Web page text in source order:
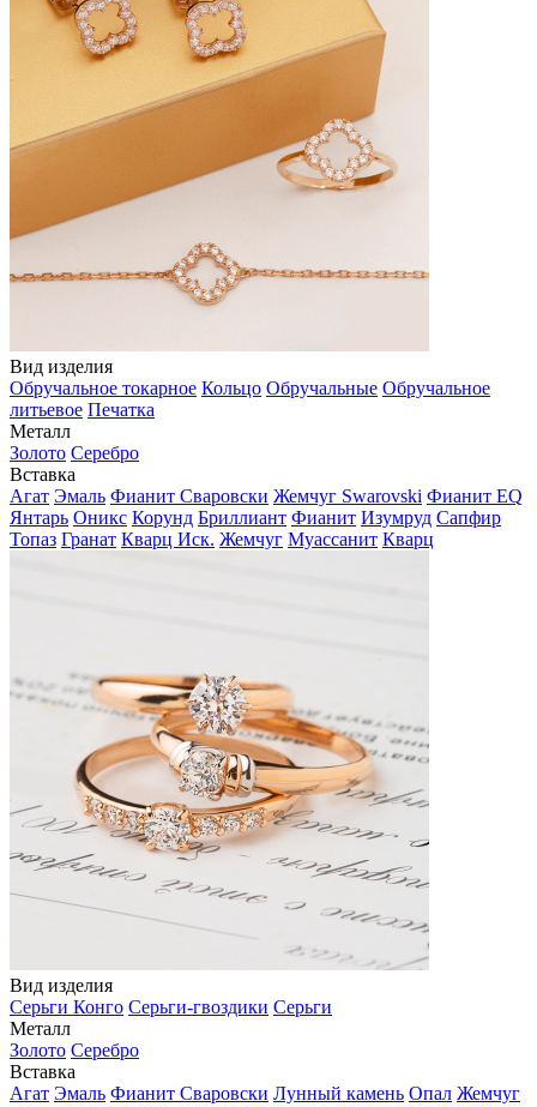
Вид изделия
Обручальное токарное Кольцо Обручальные Обручальное
литьевое Печатка
Металл
Золото Серебро
Вставка
Агат Эмаль Фианит Сваровски Жемчуг Swarovski Фианит EQ
Янтарь Оникс Корунд Бриллиант Фианит Изумруд Сапфир
Топаз Гранат Кварц Иск. Жемчуг Муассанит Кварц
Вид изделия
Серьги Конго Серьги-гвоздики Серьги
Металл
Золото Серебро
Вставка
Агат Эмаль Фианит Сваровски Лунный камень Опал Жемчуг